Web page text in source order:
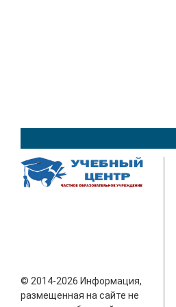
© 2014-2026 Информация,
размещенная на сайте не